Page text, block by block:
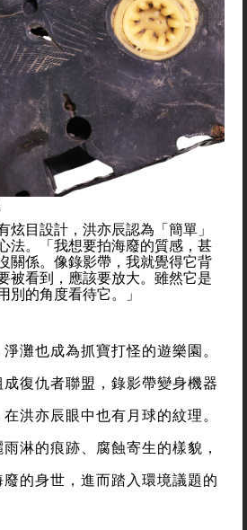
炫目設計，洪亦辰認為「簡單」
法。「我想要拍海廢的質感，甚
關係。像錄影帶，我就覺得它背
被看到，應該要放大。雖然它是
別的角度看待它。」
灘也成為抓寶打怪的遊樂園。
復仇者聯盟，錄影帶變身機器
洪亦辰眼中也有月球的紋理。
淋的痕跡、腐蝕寄生的樣貌，
的身世，進而踏入環境議題的